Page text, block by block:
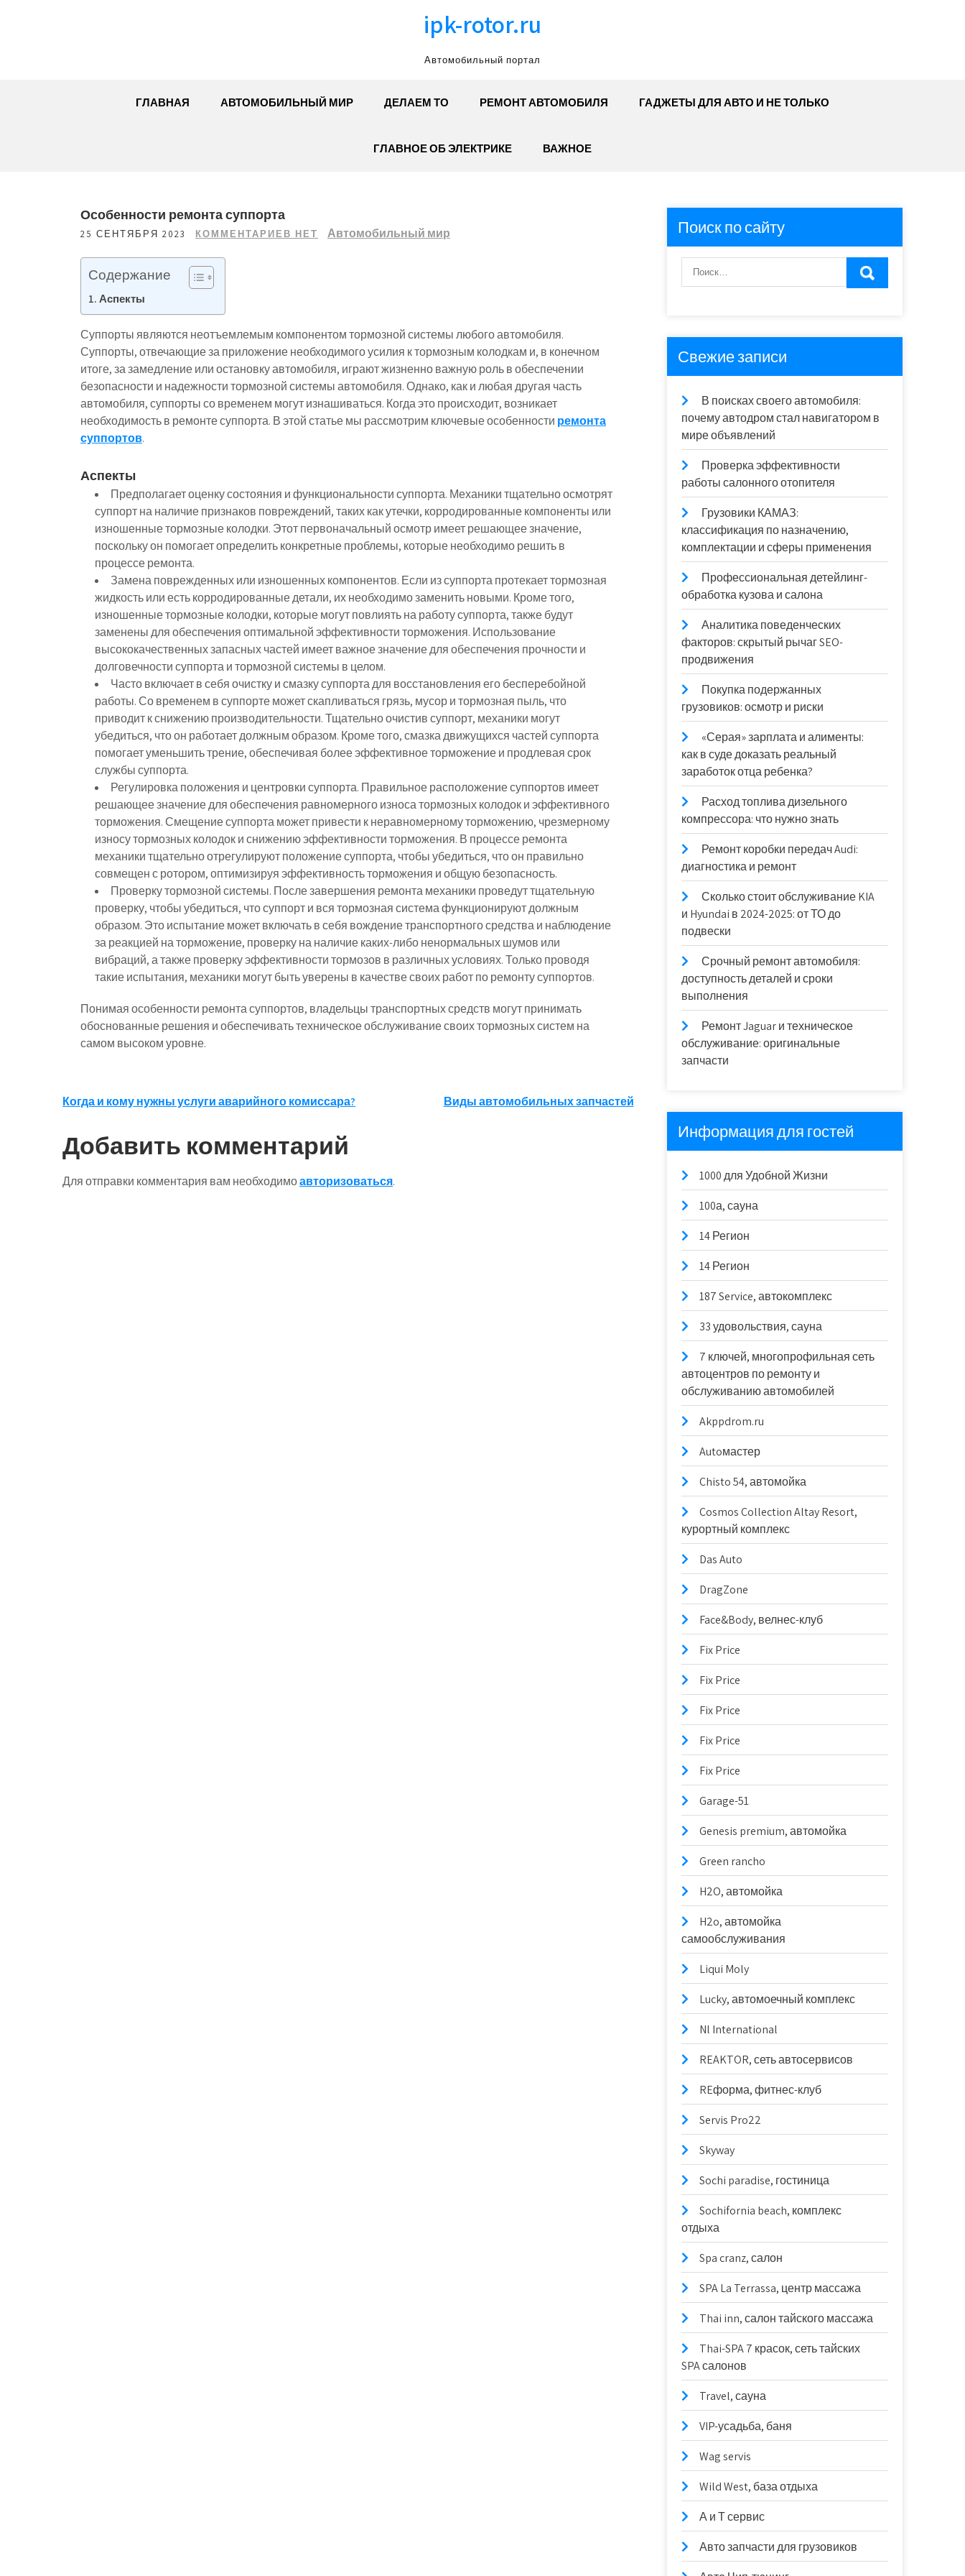
ipk-rotor.ru
Автомобильный портал
ГЛАВНАЯ АВТОМОБИЛЬНЫЙ МИР ДЕЛАЕМ ТО РЕМОНТ АВТОМОБИЛЯ ГАДЖЕТЫ ДЛЯ АВТО И НЕ ТОЛЬКО
ГЛАВНОЕ ОБ ЭЛЕКТРИКЕ ВАЖНОЕ
Особенности ремонта суппорта
25 СЕНТЯБРЯ 2023 КОММЕНТАРИЕВ НЕТ Автомобильный мир
Содержание
Аспекты
Суппорты являются неотъемлемым компонентом тормозной системы любого автомобиля.
Суппорты, отвечающие за приложение необходимого усилия к тормозным колодкам и, в конечном
итоге, за замедление или остановку автомобиля, играют жизненно важную роль в обеспечении
безопасности и надежности тормозной системы автомобиля. Однако, как и любая другая часть
автомобиля, суппорты со временем могут изнашиваться. Когда это происходит, возникает
необходимость в ремонте суппорта. В этой статье мы рассмотрим ключевые особенности ремонта
суппортов.
Аспекты
Предполагает оценку состояния и функциональности суппорта. Механики тщательно осмотрят
суппорт на наличие признаков повреждений, таких как утечки, корродированные компоненты или
изношенные тормозные колодки. Этот первоначальный осмотр имеет решающее значение,
поскольку он помогает определить конкретные проблемы, которые необходимо решить в
процессе ремонта.
Замена поврежденных или изношенных компонентов. Если из суппорта протекает тормозная
жидкость или есть корродированные детали, их необходимо заменить новыми. Кроме того,
изношенные тормозные колодки, которые могут повлиять на работу суппорта, также будут
заменены для обеспечения оптимальной эффективности торможения. Использование
высококачественных запасных частей имеет важное значение для обеспечения прочности и
долговечности суппорта и тормозной системы в целом.
Часто включает в себя очистку и смазку суппорта для восстановления его бесперебойной
работы. Со временем в суппорте может скапливаться грязь, мусор и тормозная пыль, что
приводит к снижению производительности. Тщательно очистив суппорт, механики могут
убедиться, что он работает должным образом. Кроме того, смазка движущихся частей суппорта
помогает уменьшить трение, обеспечивая более эффективное торможение и продлевая срок
службы суппорта.
Регулировка положения и центровки суппорта. Правильное расположение суппортов имеет
решающее значение для обеспечения равномерного износа тормозных колодок и эффективного
торможения. Смещение суппорта может привести к неравномерному торможению, чрезмерному
износу тормозных колодок и снижению эффективности торможения. В процессе ремонта
механики тщательно отрегулируют положение суппорта, чтобы убедиться, что он правильно
совмещен с ротором, оптимизируя эффективность торможения и общую безопасность.
Проверку тормозной системы. После завершения ремонта механики проведут тщательную
проверку, чтобы убедиться, что суппорт и вся тормозная система функционируют должным
образом. Это испытание может включать в себя вождение транспортного средства и наблюдение
за реакцией на торможение, проверку на наличие каких-либо ненормальных шумов или
вибраций, а также проверку эффективности тормозов в различных условиях. Только проводя
такие испытания, механики могут быть уверены в качестве своих работ по ремонту суппортов.
Понимая особенности ремонта суппортов, владельцы транспортных средств могут принимать
обоснованные решения и обеспечивать техническое обслуживание своих тормозных систем на
самом высоком уровне.
Навигация
по
записям
Когда и кому нужны услуги аварийного комиссара? Виды автомобильных запчастей
Добавить комментарий
Для отправки комментария вам необходимоавторизоваться.
Поиск по сайту
Свежие записи
В поисках своего автомобиля:
почему автодром стал навигатором в
мире объявлений
Проверка эффективности
работы салонного отопителя
Грузовики КАМАЗ:
классификация по назначению,
комплектации и сферы применения
Профессиональная детейлинг-
обработка кузова и салона
Аналитика поведенческих
факторов: скрытый рычаг SEO-
продвижения
Покупка подержанных
грузовиков: осмотр и риски
«Серая» зарплата и алименты:
как в суде доказать реальный
заработок отца ребенка?
Расход топлива дизельного
компрессора: что нужно знать
Ремонт коробки передач Audi:
диагностика и ремонт
Сколько стоит обслуживание KIA
и Hyundai в 2024-2025: от ТО до
подвески
Срочный ремонт автомобиля:
доступность деталей и сроки
выполнения
Ремонт Jaguar и техническое
обслуживание: оригинальные
запчасти
Информация для гостей
1000 для Удобной Жизни
100а, сауна
14 Регион
14 Регион
187 Service, автокомплекс
33 удовольствия, сауна
7 ключей, многопрофильная сеть
автоцентров по ремонту и
обслуживанию автомобилей
Akppdrom.ru
Autoмастер
Chisto 54, автомойка
Cosmos Collection Altay Resort,
курортный комплекс
Das Auto
DragZone
Face&Body, велнес-клуб
Fix Price
Fix Price
Fix Price
Fix Price
Fix Price
Garage-51
Genesis premium, автомойка
Green rancho
H2O, автомойка
H2o, автомойка
самообслуживания
Liqui Moly
Lucky, автомоечный комплекс
Nl International
REAKTOR, сеть автосервисов
REформа, фитнес-клуб
Servis Pro22
Skyway
Sochi paradise, гостиница
Sochifornia beach, комплекс
отдыха
Spa cranz, салон
SPA La Terrassa, центр массажа
Thai inn, салон тайского массажа
Thai-SPA 7 красок, сеть тайских
SPA салонов
Travel, сауна
VIP-усадьба, баня
Wag servis
Wild West, база отдыха
А и Т сервис
Авто запчасти для грузовиков